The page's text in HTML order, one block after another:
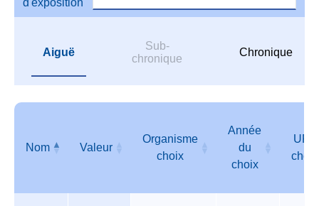
d'exposition
Aiguë
Sub-
chronique
Chronique
Nom Valeur
Organisme
choix
Année
du
choix
URL
choix